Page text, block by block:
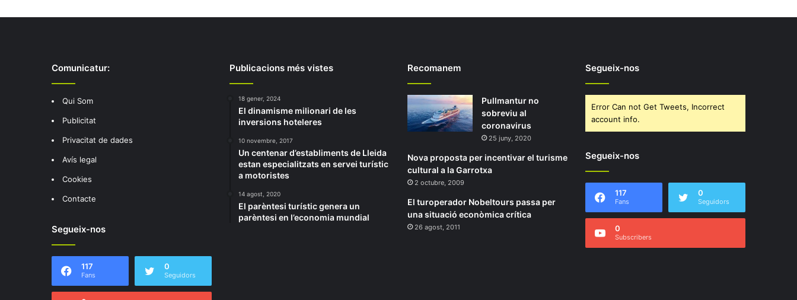
Comunicatur:
Qui Som
Publicitat
Privacitat de dades
Avís legal
Cookies
Contacte
Segueix-nos
117
Fans
0
Seguidors
Publicacions més vistes
18 gener, 2024
El dinamisme milionari de les
inversions hoteleres
10 novembre, 2017
Un centenar d’establiments de Lleida
estan especialitzats en servei turístic
a motoristes
14 agost, 2020
El parèntesi turístic genera un
parèntesi en l’economia mundial
Recomanem
Pullmantur no
sobreviu al
coronavirus
25 juny, 2020
Nova proposta per incentivar el turisme
cultural a la Garrotxa
2 octubre, 2009
El turoperador Nobeltours passa per
una situació econòmica crítica
26 agost, 2011
Segueix-nos
Error Can not Get Tweets, Incorrect
account info.
Segueix-nos
117
Fans
0
Seguidors
0
Subscribers